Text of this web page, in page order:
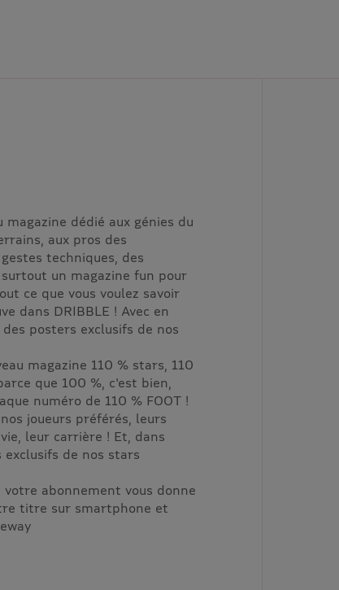
magazine dédié aux génies du
aux pros des
techniques, des
un magazine fun pour
ce que vous voulez savoir
dans DRIBBLE ! Avec en
posters exclusifs de nos
magazine 110 % stars, 110
que 100 %, c'est bien,
numéro de 110 % FOOT !
joueurs préférés, leurs
leur carrière ! Et, dans
exclusifs de nos stars
abonnement vous donne
titre sur smartphone et